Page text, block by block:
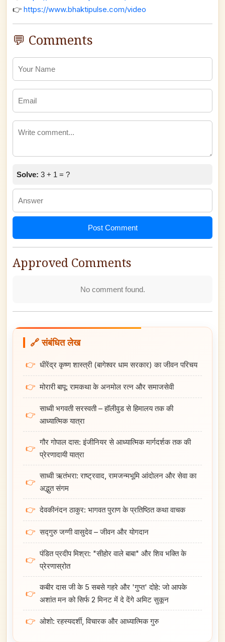
👉 https://www.bhaktipulse.com/video
💬 Comments
Solve: 3 + 1 = ?
Post Comment
Approved Comments
No comment found.
🔗 संबंधित लेख
👉 धीरेंद्र कृष्ण शास्त्री (बागेश्वर धाम सरकार) का जीवन परिचय
👉 मोरारी बापू: रामकथा के अनमोल रत्न और समाजसेवी
👉
साध्वी भगवती सरस्वती – हॉलीवुड से हिमालय तक की
आध्यात्मिक यात्रा
👉
गौर गोपाल दास: इंजीनियर से आध्यात्मिक मार्गदर्शक तक की
प्रेरणादायी यात्रा
👉
साध्वी ऋतंभरा: राष्ट्रवाद, रामजन्मभूमि आंदोलन और सेवा का
अद्भुत संगम
👉 देवकीनंदन ठाकुर: भागवत पुराण के प्रतिष्ठित कथा वाचक
👉 सद्गुरु जग्गी वासुदेव – जीवन और योगदान
👉
पंडित प्रदीप मिश्रा: "सीहोर वाले बाबा" और शिव भक्ति के
प्रेरणास्रोत
👉
कबीर दास जी के 5 सबसे गहरे और 'गुप्त' दोहे: जो आपके
अशांत मन को सिर्फ 2 मिनट में दे देंगे अमिट सुकून
👉 ओशो: रहस्यदर्शी, विचारक और आध्यात्मिक गुरु